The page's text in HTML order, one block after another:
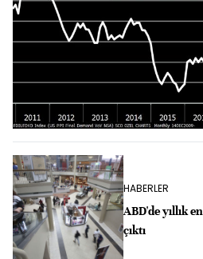
HABERLER
ABD'de yıllık
çıktı